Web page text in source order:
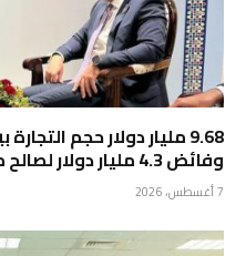
وفائض 4.3 مليار دولار لصالح مصر
7 أغسطس، 2026